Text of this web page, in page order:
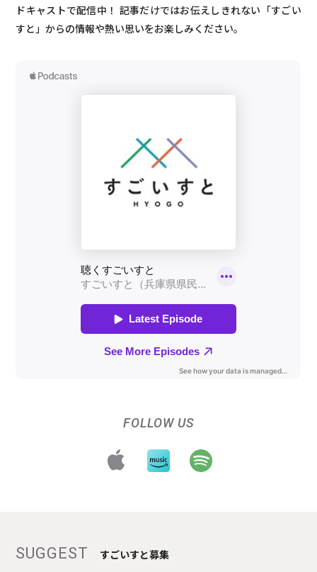
ドキャストで配信中！ 記事だけではお伝えしきれない「すごい
すと」からの情報や熱い思いをお楽しみください。
FOLLOW US
SUGGEST すごいすと募集